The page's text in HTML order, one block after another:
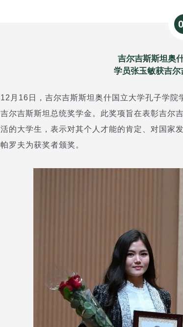
吉尔吉斯斯坦奥
学员张玉敏获吉
12月16日，吉尔吉斯斯坦奥什国立大学孔子学
吉尔吉斯斯坦总统奖学金。此奖项旨在表彰吉尔
活的大学生，表示对其个人才能的肯定、对国家
帕罗夫为获奖者颁奖。